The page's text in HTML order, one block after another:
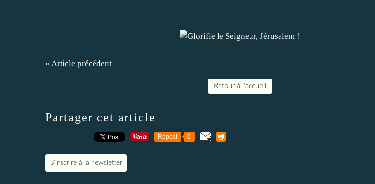
« Article précédent
Retour à l'accueil
Partager cet article
Repost 0
S'inscrire à la newsletter